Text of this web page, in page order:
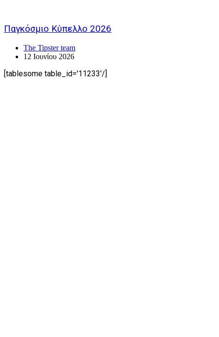
Παγκόσμιο Κύπελλο 2026
The Tipster team
12 Ιουνίου 2026
[tablesome table_id='11233'/]